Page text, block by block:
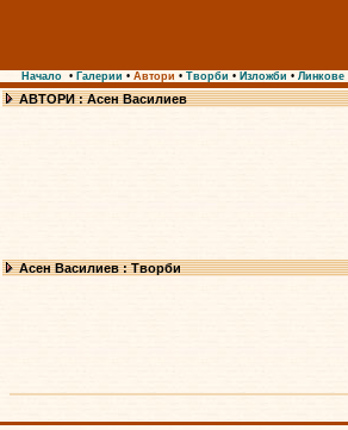
Начало • Галерии • Автори • Творби • Изложби • Линкове
АВТОРИ : Асен Василиев
Асен Василиев : Творби